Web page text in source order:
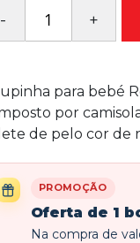
para bebé
por
de pelo cor de
PROMOÇÃO
Oferta de 1
Na compra de